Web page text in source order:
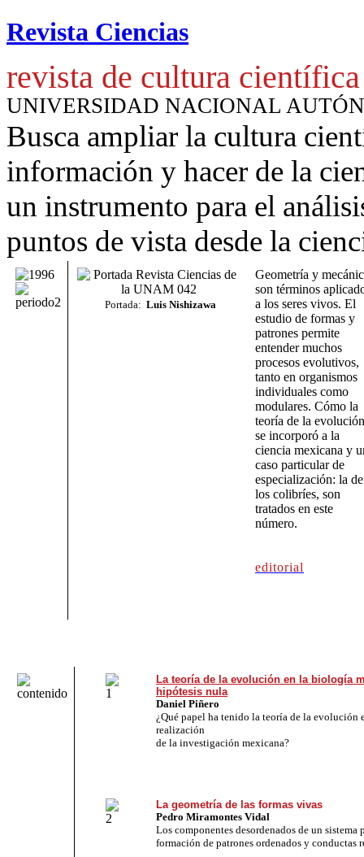
Revista Ciencias
revista de cultura científica
UNIVERSIDAD NACIONAL
Busca ampliar la cultura
información y hacer de la
un instrumento para el
puntos de vista desde la
Portada: Luis Nishizawa
Geometría y
son términos
a los seres vivos. El
estudio de formas y
patrones permite
entender muchos
procesos evolutivos,
tanto en organismos
individuales como
modulares. Cómo la
teoría de la evolución
se incorporó a la
ciencia mexicana y
caso particular de
especialización: la de
los colibríes, son
tratados en este
número.
editorial
La teoría de la evolución en la biología
hipótesis nula
Daniel Piñero
¿Qué papel ha tenido la teoría de la evolución
realización
de la investigación mexicana?
La geometría de las formas vivas
Pedro Miramontes Vidal
Los componentes desordenados de un sistema
formación de patrones ordenados y conductas